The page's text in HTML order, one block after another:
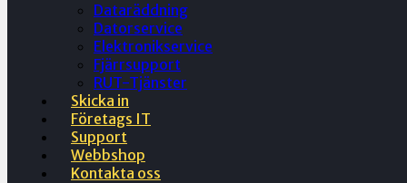
Dataräddning
Datorservice
Elektronikservice
Fjärrsupport
RUT-Tjänster
Skicka in
Företags IT
Support
Webbshop
Kontakta oss